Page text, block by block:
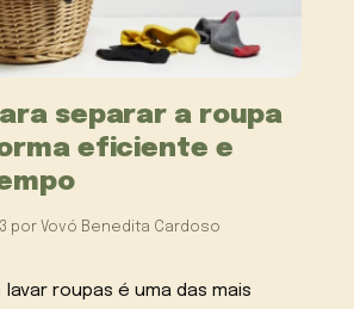
separar a roupa
eficiente e
por Vovó Benedita Cardoso
roupas é uma das mais